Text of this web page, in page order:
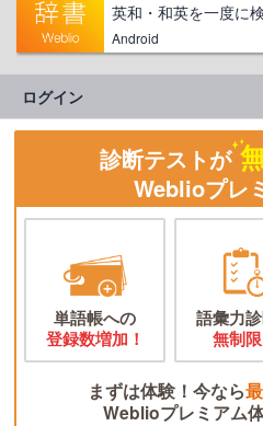
英和・和英を一度に
Android
ログイン
診断テストが
Weblioプレ
単語帳への
登録数増加！
語彙力
無制限
まずは体験！今なら
Weblioプレミアム